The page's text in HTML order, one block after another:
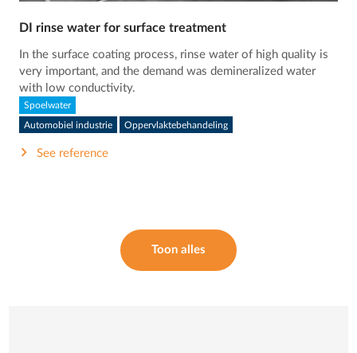
DI rinse water for surface treatment
In the surface coating process, rinse water of high quality is
very important, and the demand was demineralized water
with low conductivity.
Spoelwater
Automobiel industrie Oppervlaktebehandeling
See reference
Toon alles